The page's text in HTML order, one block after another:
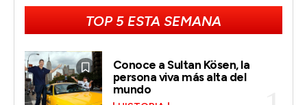
TOP 5 ESTA SEMANA
Conoce a Sultan Kösen, la
persona viva más alta del
mundo